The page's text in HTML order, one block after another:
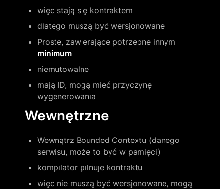
więc stają się kontraktem
dlatego muszą być wersjonowane
minimum
niemutowalne
mają ID, mogą mieć przyczynę
wygenerowania
Wewnętrzne
Wewnątrz Bounded Contextu (danego
serwisu, może to być w pamięci)
kompilator pilnuje kontraktu
więc nie muszą być wersjonowane, mogą